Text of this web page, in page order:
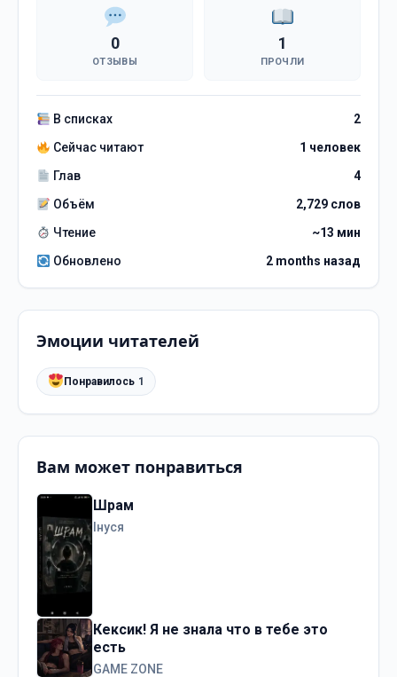
0
ОТЗЫВЫ
1
ПРОЧЛИ
В списках
2
Сейчас читают
1 человек
Глав
4
Объём
2,729 слов
Чтение
~13 мин
Обновлено
2 months назад
Эмоции читателей
Понравилось 1
Вам может понравиться
Шрам
Інуся
Кексик! Я не знала что в тебе это
есть
GAME ZONE